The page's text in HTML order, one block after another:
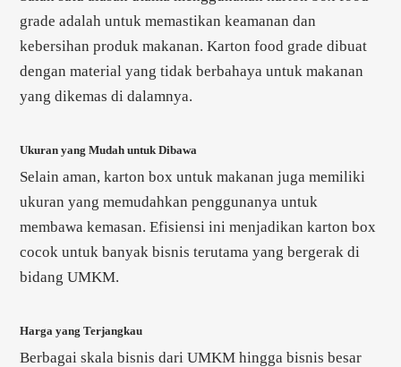
grade adalah untuk memastikan keamanan dan
kebersihan produk makanan. Karton food grade dibuat
dengan material yang tidak berbahaya untuk makanan
yang dikemas di dalamnya.
Ukuran yang Mudah untuk Dibawa
Selain aman, karton box untuk makanan juga memiliki
ukuran yang memudahkan penggunanya untuk
membawa kemasan. Efisiensi ini menjadikan karton box
cocok untuk banyak bisnis terutama yang bergerak di
bidang UMKM.
Harga yang Terjangkau
Berbagai skala bisnis dari UMKM hingga bisnis besar